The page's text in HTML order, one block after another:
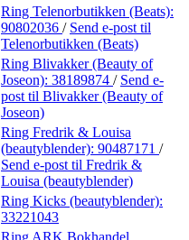
Ring Telenorbutikken (Beats):
90802036 / Send e-post til
Telenorbutikken (Beats)
Ring Blivakker (Beauty of
Joseon): 38189874 / Send e-
post til Blivakker (Beauty of
Joseon)
Ring Fredrik & Louisa
(beautyblender): 90487171 /
Send e-post til Fredrik &
Louisa (beautyblender)
Ring Kicks (beautyblender):
33221043
Ring ARK Bokhandel